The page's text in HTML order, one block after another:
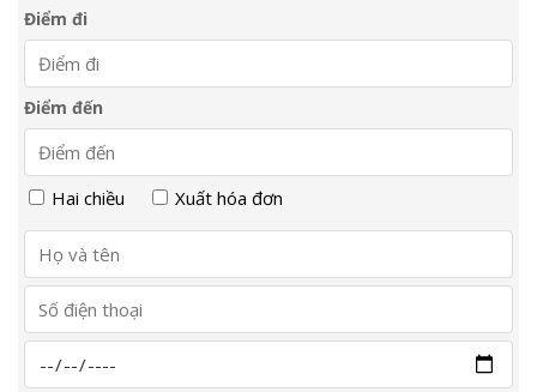
Điểm đi
Điểm đến
Hai chiều Xuất hóa đơn